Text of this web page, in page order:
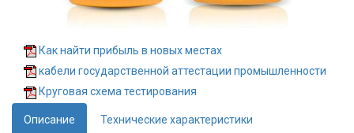
Как найти прибыль в новых местах
кабели государственной аттестации промышленности
Круговая схема тестирования
Описание Технические характеристики